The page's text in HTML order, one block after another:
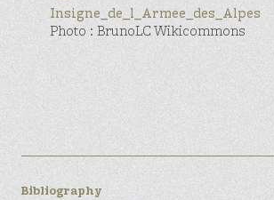
Insigne_de_l_Armee_des_Alpes
Photo : BrunoLC Wikicommons
Bibliography